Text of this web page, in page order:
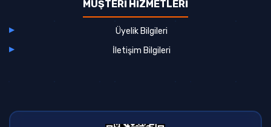
MÜŞTERİ HİZMETLERİ
Üyelik Bilgileri
İletişim Bilgileri